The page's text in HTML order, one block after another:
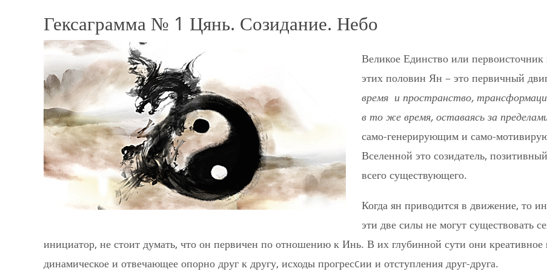
Гексаграмма № 1 Цянь. Созидание. Небо
Великое Единство или
этих половин Ян – это первичный
время и пространство,
в то же время, оставаясь за
само-генерирующим и само-
Вселенной это созидатель,
всего существующего.
Когда ян приводится в движение, то
эти две силы не могут существовать
инициатор, не стоит думать, что он первичен по отношению к Инь. В их глубинной сути они
динамическое и отвечающее опорно друг к другу, исходы прогресcии и отступления друг-друга.